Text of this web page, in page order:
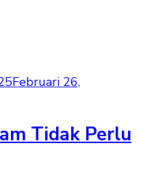
Februari 26,
Tidak Perlu